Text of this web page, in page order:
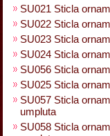
SU021 Sticla
SU022 Sticla
SU023 Sticla
SU024 Sticla
SU056 Sticla
SU025 Sticla
SU057 Sticla
umpluta
SU058 Sticla